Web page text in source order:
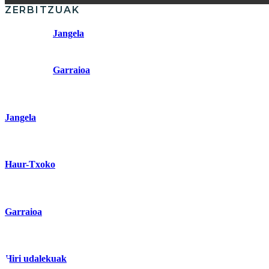
ZERBITZUAK
Jangela
Garraioa
Jangela
Haur-Txoko
Garraioa
Hiri udalekuak